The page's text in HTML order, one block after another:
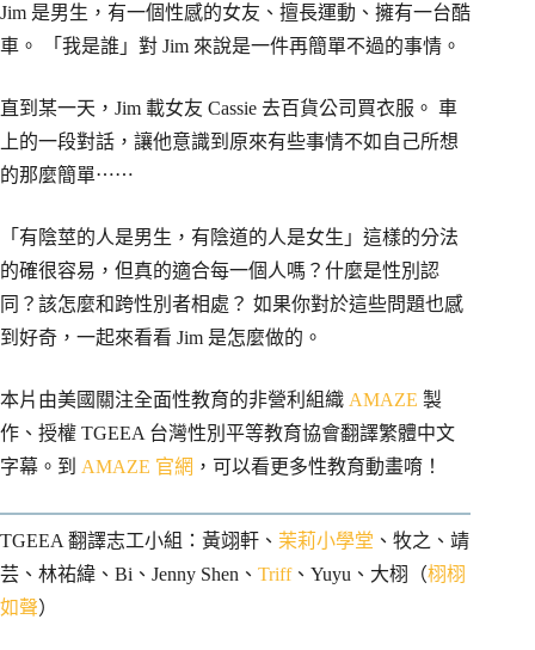
Jim 是男生，有一個性感的女友、擅長運動、擁有一台酷
車。 「我是誰」對 Jim 來說是一件再簡單不過的事情。
直到某一天，Jim 載女友 Cassie 去百貨公司買衣服。 車
上的一段對話，讓他意識到原來有些事情不如自己所想
的那麼簡單⋯⋯
「有陰莖的人是男生，有陰道的人是女生」這樣的分法
的確很容易，但真的適合每一個人嗎？什麼是性別認
同？該怎麼和跨性別者相處？ 如果你對於這些問題也感
到好奇，一起來看看 Jim 是怎麼做的。
本片由美國關注全面性教育的非營利組織 AMAZE 製
作、授權 TGEEA 台灣性別平等教育協會翻譯繁體中文
字幕。到 AMAZE 官網 ，可以看更多性教育動畫唷！
TGEEA 翻譯志工小組：黃翊軒、 茉莉小學堂 、牧之、靖
芸、林祐緯、Bi、Jenny Shen、 Triff、Yuyu、大栩（栩栩
如聲）